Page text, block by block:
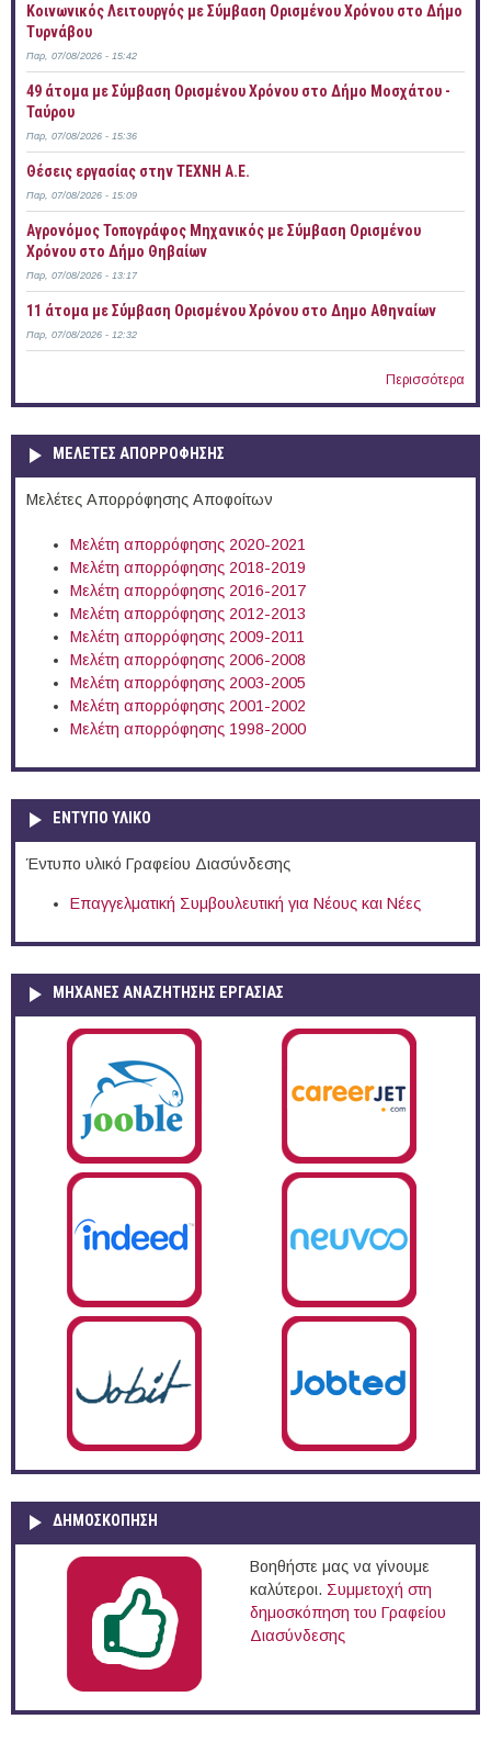
Κοινωνικός Λειτουργός με Σύμβαση Ορισμένου Χρόνου στο Δήμο
Τυρνάβου
Παρ, 07/08/2026 - 15:42
49 άτομα με Σύμβαση Ορισμένου Χρόνου στο Δήμο Μοσχάτου -
Ταύρου
Παρ, 07/08/2026 - 15:36
Θέσεις εργασίας στην ΤΕΧΝΗ Α.Ε.
Παρ, 07/08/2026 - 15:09
Αγρονόμος Τοπογράφος Μηχανικός με Σύμβαση Ορισμένου
Χρόνου στο Δήμο Θηβαίων
Παρ, 07/08/2026 - 13:17
11 άτομα με Σύμβαση Ορισμένου Χρόνου στο Δημο Αθηναίων
Παρ, 07/08/2026 - 12:32
Περισσότερα
ΜΕΛΕΤΕΣ ΑΠΟΡΡΟΦΗΣΗΣ
Μελέτες Απορρόφησης Αποφοίτων
Μελέτη απορρόφησης 2020-2021
Μελέτη απορρόφησης 2018-2019
Μελέτη απορρόφησης 2016-2017
Μελέτη απορρόφησης 2012-2013
Μελέτη απορρόφησης 2009-2011
Μελέτη απορρόφησης 2006-2008
Μελέτη απορρόφησης 2003-2005
Μελέτη απορρόφησης 2001-2002
Μελέτη απορρόφησης 1998-2000
ΕΝΤΥΠΟ ΥΛΙΚΟ
Έντυπο υλικό Γραφείου Διασύνδεσης
Επαγγελματική Συμβουλευτική για Νέους και Νέες
ΜΗΧΑΝΕΣ ΑΝΑΖΗΤΗΣΗΣ ΕΡΓΑΣΙΑΣ
ΔΗΜΟΣΚΌΠΗΣΗ
Βοηθήστε μας να γίνουμε
καλύτεροι. Συμμετοχή στη
δημοσκόπηση του Γραφείου
Διασύνδεσης